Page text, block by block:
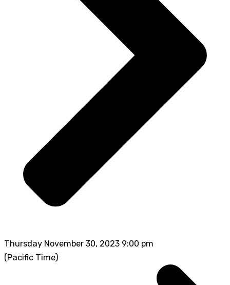
Thursday November 30, 2023 9:00 pm
(Pacific Time)